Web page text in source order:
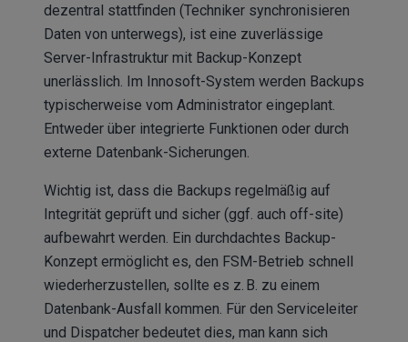
dezentral stattfinden (Techniker synchronisieren
Daten von unterwegs), ist eine zuverlässige
Server-Infrastruktur mit Backup-Konzept
unerlässlich. Im Innosoft-System werden Backups
typischerweise vom Administrator eingeplant.
Entweder über integrierte Funktionen oder durch
externe Datenbank-Sicherungen.
Wichtig ist, dass die Backups regelmäßig auf
Integrität geprüft und sicher (ggf. auch off-site)
aufbewahrt werden. Ein durchdachtes Backup-
Konzept ermöglicht es, den FSM-Betrieb schnell
wiederherzustellen, sollte es z. B. zu einem
Datenbank-Ausfall kommen. Für den Serviceleiter
und Dispatcher bedeutet dies, man kann sich